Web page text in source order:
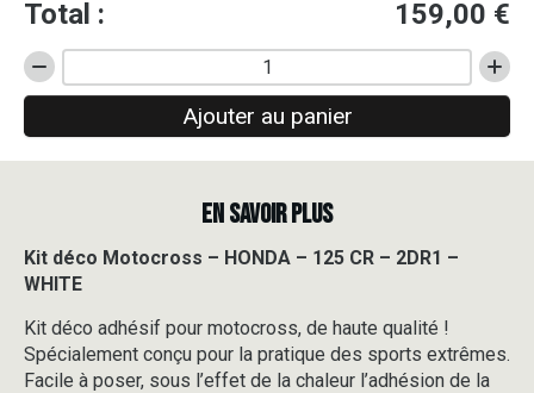
Total : 159,00 €
quantité
de
déco
Motocross
125
CR
2DR1
-
WHITE
Ajouter au panier
EN SAVOIR PLUS
Kit déco Motocross – HONDA – 125 CR – 2DR1 –
WHITE
Kit déco adhésif pour motocross, de haute qualité !
Spécialement conçu pour la pratique des sports extrêmes.
Facile à poser, sous l’effet de la chaleur l’adhésion de la